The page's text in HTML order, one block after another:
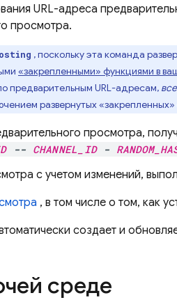
URL-адреса
просмотра.
, поскольку эта команда
«закрепленными» функциями в
предварительным URL-адресам,
развернутых
просмотра,
-- CHANNEL_ID -
с учетом изменений,
, в том числе о том, как
создает и
среде